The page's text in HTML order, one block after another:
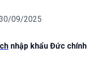
09/2025
nhập khẩu Đức chính